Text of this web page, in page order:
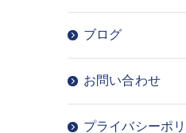
ブログ
お問い合わせ
プライバシーポ